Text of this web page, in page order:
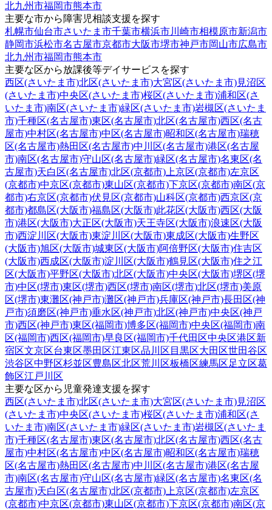
北九州市福岡市熊本市
主要な市から障害児相談支援を探す
札幌市仙台市さいたま市千葉市横浜市川崎市相模原市新潟市
静岡市浜松市名古屋市京都市大阪市堺市神戸市岡山市広島市
北九州市福岡市熊本市
主要な区から放課後等デイサービスを探す
西区(さいたま市)北区(さいたま市)大宮区(さいたま市)見沼区
(さいたま市)中央区(さいたま市)桜区(さいたま市)浦和区(さ
いたま市)南区(さいたま市)緑区(さいたま市)岩槻区(さいたま
市)千種区(名古屋市)東区(名古屋市)北区(名古屋市)西区(名古
屋市)中村区(名古屋市)中区(名古屋市)昭和区(名古屋市)瑞穂
区(名古屋市)熱田区(名古屋市)中川区(名古屋市)港区(名古屋
市)南区(名古屋市)守山区(名古屋市)緑区(名古屋市)名東区(名
古屋市)天白区(名古屋市)北区(京都市) 上京区(京都市)左京区
(京都市)中京区(京都市)東山区(京都市)下京区(京都市)南区(京
都市)右京区(京都市)伏見区(京都市)山科区(京都市)西京区(京
都市)都島区(大阪市)福島区(大阪市)此花区(大阪市)西区(大阪
市)港区(大阪市)大正区(大阪市)天王寺区(大阪市)浪速区(大阪
市)西淀川区(大阪市)東淀川区(大阪市)東成区(大阪市)生野区
(大阪市)旭区(大阪市)城東区(大阪市)阿倍野区(大阪市)住吉区
(大阪市)西成区(大阪市)淀川区(大阪市)鶴見区(大阪市)住之江
区(大阪市)平野区(大阪市)北区(大阪市)中央区(大阪市)堺区(堺
市)中区(堺市)東区(堺市)西区(堺市)南区(堺市)北区(堺市)美原
区(堺市)東灘区(神戸市)灘区(神戸市)兵庫区(神戸市)長田区(神
戸市)須磨区(神戸市)垂水区(神戸市)北区(神戸市)中央区(神戸
市)西区(神戸市)東区(福岡市)博多区(福岡市)中央区(福岡市)南
区(福岡市)西区(福岡市)早良区(福岡市)千代田区中央区港区新
宿区文京区台東区墨田区江東区品川区 目黒区大田区世田谷区
渋谷区中野区杉並区豊島区北区荒川区板橋区練馬区足立区葛
飾区江戸川区
主要な区から児童発達支援を探す
西区(さいたま市)北区(さいたま市)大宮区(さいたま市)見沼区
(さいたま市)中央区(さいたま市)桜区(さいたま市)浦和区(さ
いたま市)南区(さいたま市)緑区(さいたま市)岩槻区(さいたま
市)千種区(名古屋市)東区(名古屋市)北区(名古屋市)西区(名古
屋市)中村区(名古屋市)中区(名古屋市)昭和区(名古屋市)瑞穂
区(名古屋市)熱田区(名古屋市)中川区(名古屋市)港区(名古屋
市)南区(名古屋市)守山区(名古屋市)緑区(名古屋市)名東区(名
古屋市)天白区(名古屋市)北区(京都市) 上京区(京都市)左京区
(京都市)中京区(京都市)東山区(京都市)下京区(京都市)南区(京